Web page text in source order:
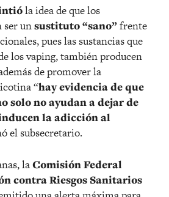
la idea de que los
ser unsustituto “sano”frente
pues las sustancias que
los vaping, también producen
de promover la
“hay evidencia de que
solo no ayudan a dejar de
la adicción al
el subsecretario.
laComisión Federal
contra Riesgos Sanitarios